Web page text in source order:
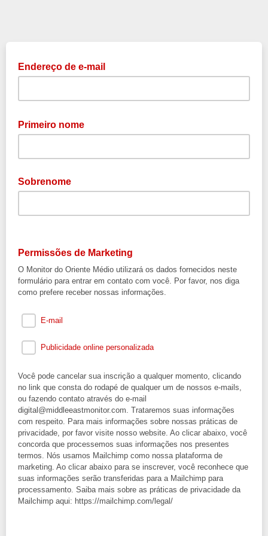
Endereço de e-mail
Primeiro nome
Sobrenome
Permissões de Marketing
O Monitor do Oriente Médio utilizará os dados fornecidos neste
formulário para entrar em contato com você. Por favor, nos diga
como prefere receber nossas informações.
E-mail
Publicidade online personalizada
Você pode cancelar sua inscrição a qualquer momento, clicando
no link que consta do rodapé de qualquer um de nossos e-mails,
ou fazendo contato através do e-mail
digital@middleeastmonitor.com. Trataremos suas informações
com respeito. Para mais informações sobre nossas práticas de
privacidade, por favor visite nosso website. Ao clicar abaixo, você
concorda que processemos suas informações nos presentes
termos. Nós usamos Mailchimp como nossa plataforma de
marketing. Ao clicar abaixo para se inscrever, você reconhece que
suas informações serão transferidas para a Mailchimp para
processamento. Saiba mais sobre as práticas de privacidade da
Mailchimp aqui: https://mailchimp.com/legal/